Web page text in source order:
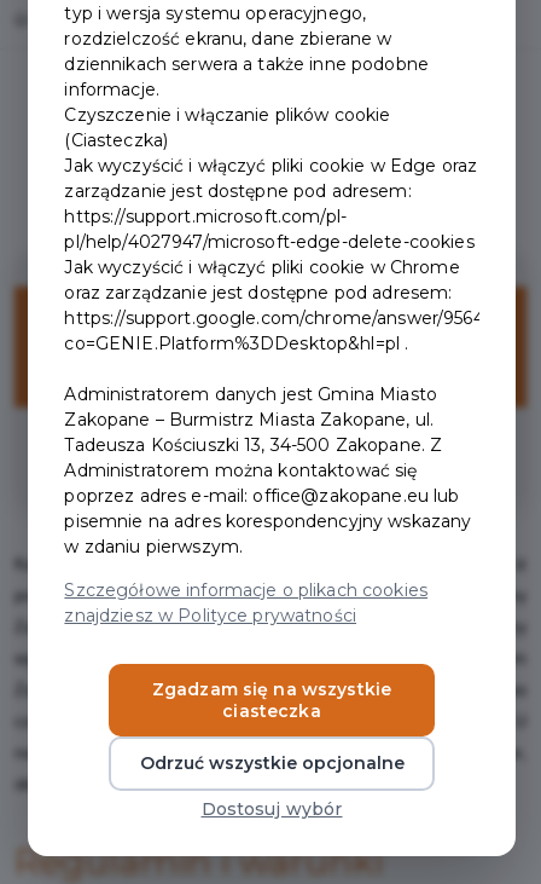
Home Oferty Karczma Chata Zbójnicka
Regulamin i warunki
10%
ZNIŻKI
na całą kartę menu
poczujesz prawdziwą magię tego miejsca. Położona przy Termy
Zakopiańskie, na wzgórzu, w lesie wśród śpiewu ptaków tworzy
wyjątkowy klimat. Będąc u nas, jesteście Państwo w centrum
Zakopanego, a jednak z dala od zgiełku miasta. Idąc do nas
czujesz zapach lasu i klimat prawdziwego góralskiego szałasu. U
nas można spędzić wyjątkowe chwile w szczególnej atmosferze,
słuchając góralskiej muzyki w harmonii z otaczającą przyrodą.
Regulamin i warunki
typ i wersja systemu operacyjnego,
rozdzielczość ekranu, dane zbierane w
dziennikach serwera a także inne podobne
informacje.
Czyszczenie i włączanie plików cookie
(Ciasteczka)
Jak wyczyścić i włączyć pliki cookie w Edge oraz
zarządzanie jest dostępne pod adresem:
https://support.microsoft.com/pl-
pl/help/4027947/microsoft-edge-delete-cookies
Jak wyczyścić i włączyć pliki cookie w Chrome
oraz zarządzanie jest dostępne pod adresem:
https://support.google.com/chrome/answer/95647?
co=GENIE.Platform%3DDesktop&hl=pl .
Administratorem danych jest Gmina Miasto
Zakopane – Burmistrz Miasta Zakopane, ul.
Tadeusza Kościuszki 13, 34-500 Zakopane. Z
Administratorem można kontaktować się
poprzez adres e-mail: office@zakopane.eu lub
pisemnie na adres korespondencyjny wskazany
w zdaniu pierwszym.
Szczegółowe informacje o plikach cookies
znajdziesz w Polityce prywatności
Zgadzam się na wszystkie
ciasteczka
Odrzuć wszystkie opcjonalne
Dostosuj wybór